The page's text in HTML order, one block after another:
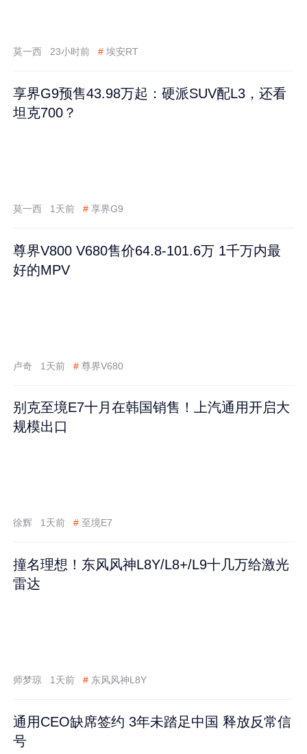
莫一西 23小时前 # 埃安RT
享界G9预售43.98万起：硬派SUV配L3，还看
坦克700？
莫一西 1天前 # 享界G9
尊界V800 V680售价64.8-101.6万 1千万内最
好的MPV
卢奇 1天前 # 尊界V680
别克至境E7十月在韩国销售！上汽通用开启大
规模出口
徐辉 1天前 # 至境E7
撞名理想！东风风神L8Y/L8+/L9十几万给激光
雷达
师梦琼 1天前 # 东风风神L8Y
通用CEO缺席签约 3年未踏足中国 释放反常信
号